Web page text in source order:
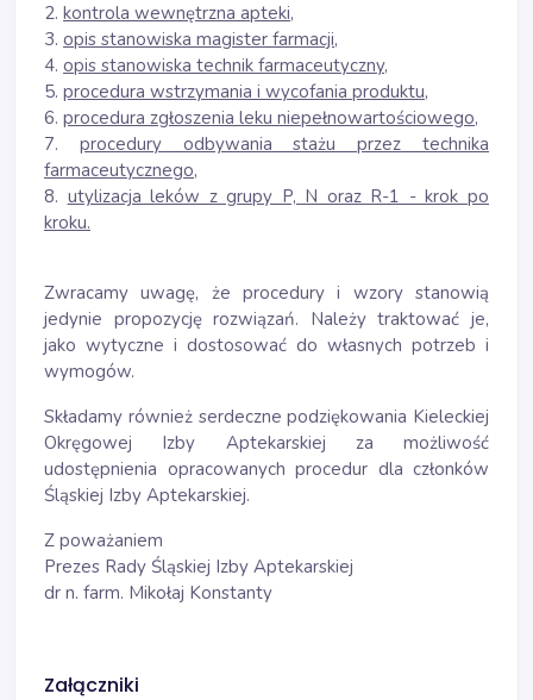
2. kontrola wewnętrzna apteki,
3. opis stanowiska magister farmacji,
4. opis stanowiska technik farmaceutyczny,
5. procedura wstrzymania i wycofania produktu,
6. procedura zgłoszenia leku niepełnowartościowego,
7. procedury odbywania stażu przez technika
farmaceutycznego,
8. utylizacja leków z grupy P, N oraz R-1 - krok po
kroku.
Zwracamy uwagę, że procedury i wzory stanowią
jedynie propozycję rozwiązań. Należy traktować je,
jako wytyczne i dostosować do własnych potrzeb i
wymogów.
Składamy również serdeczne podziękowania Kieleckiej
Okręgowej Izby Aptekarskiej za możliwość
udostępnienia opracowanych procedur dla członków
Śląskiej Izby Aptekarskiej.
Z poważaniem
Prezes Rady Śląskiej Izby Aptekarskiej
dr n. farm. Mikołaj Konstanty
Załączniki